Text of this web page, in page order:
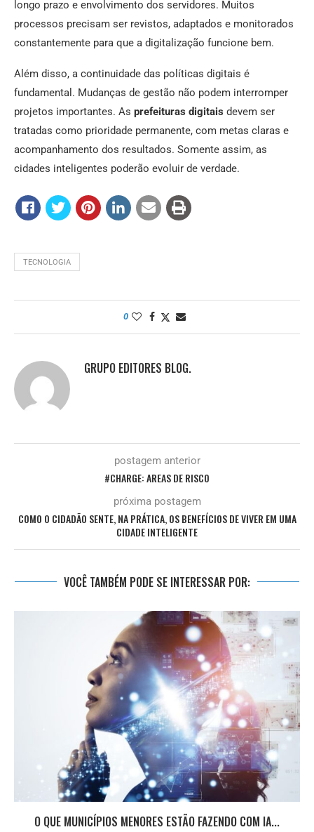
longo prazo e envolvimento dos servidores. Muitos
processos precisam ser revistos, adaptados e monitorados
constantemente para que a digitalização funcione bem.
Além disso, a continuidade das políticas digitais é
fundamental. Mudanças de gestão não podem interromper
projetos importantes. As prefeituras digitais devem ser
tratadas como prioridade permanente, com metas claras e
acompanhamento dos resultados. Somente assim, as
cidades inteligentes poderão evoluir de verdade.
TECNOLOGIA
0
GRUPO EDITORES BLOG.
postagem anterior
#CHARGE: AREAS DE RISCO
próxima postagem
COMO O CIDADÃO SENTE, NA PRÁTICA, OS BENEFÍCIOS DE VIVER EM UMA
CIDADE INTELIGENTE
VOCÊ TAMBÉM PODE SE INTERESSAR POR:
O QUE MUNICÍPIOS MENORES ESTÃO FAZENDO COM IA...